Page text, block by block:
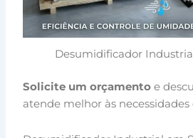
Desumidificador
Solicite um orçamento e
atende melhor às necessidades